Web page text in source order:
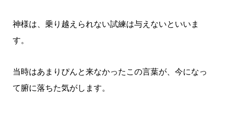
神様は、乗り越えられない試練は与えないといいま
す。
当時はあまりぴんと来なかったこの言葉が、今になっ
て腑に落ちた気がします。